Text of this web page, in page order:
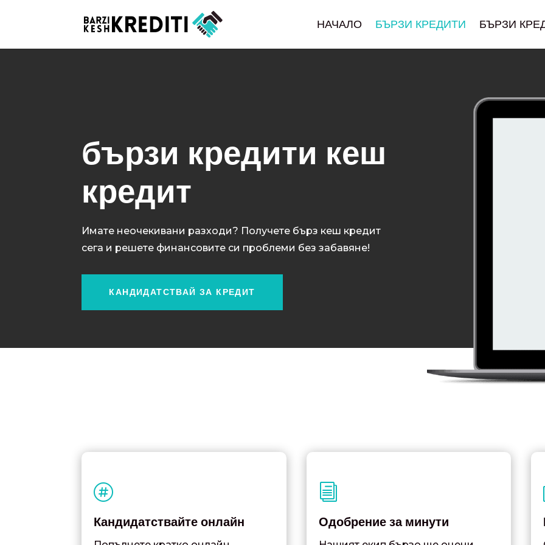
НАЧАЛО БЪРЗИ КРЕДИТИ БЪРЗИ
бързи кредити кеш
кредит
Имате неочекивани разходи? Получете бърз кеш кредит
сега и решете финансовите си проблеми без забавяне!
КАНДИДАТСТВАЙ ЗА КРЕДИТ

Кандидатствайте онлайн
i
Одобрение за минути